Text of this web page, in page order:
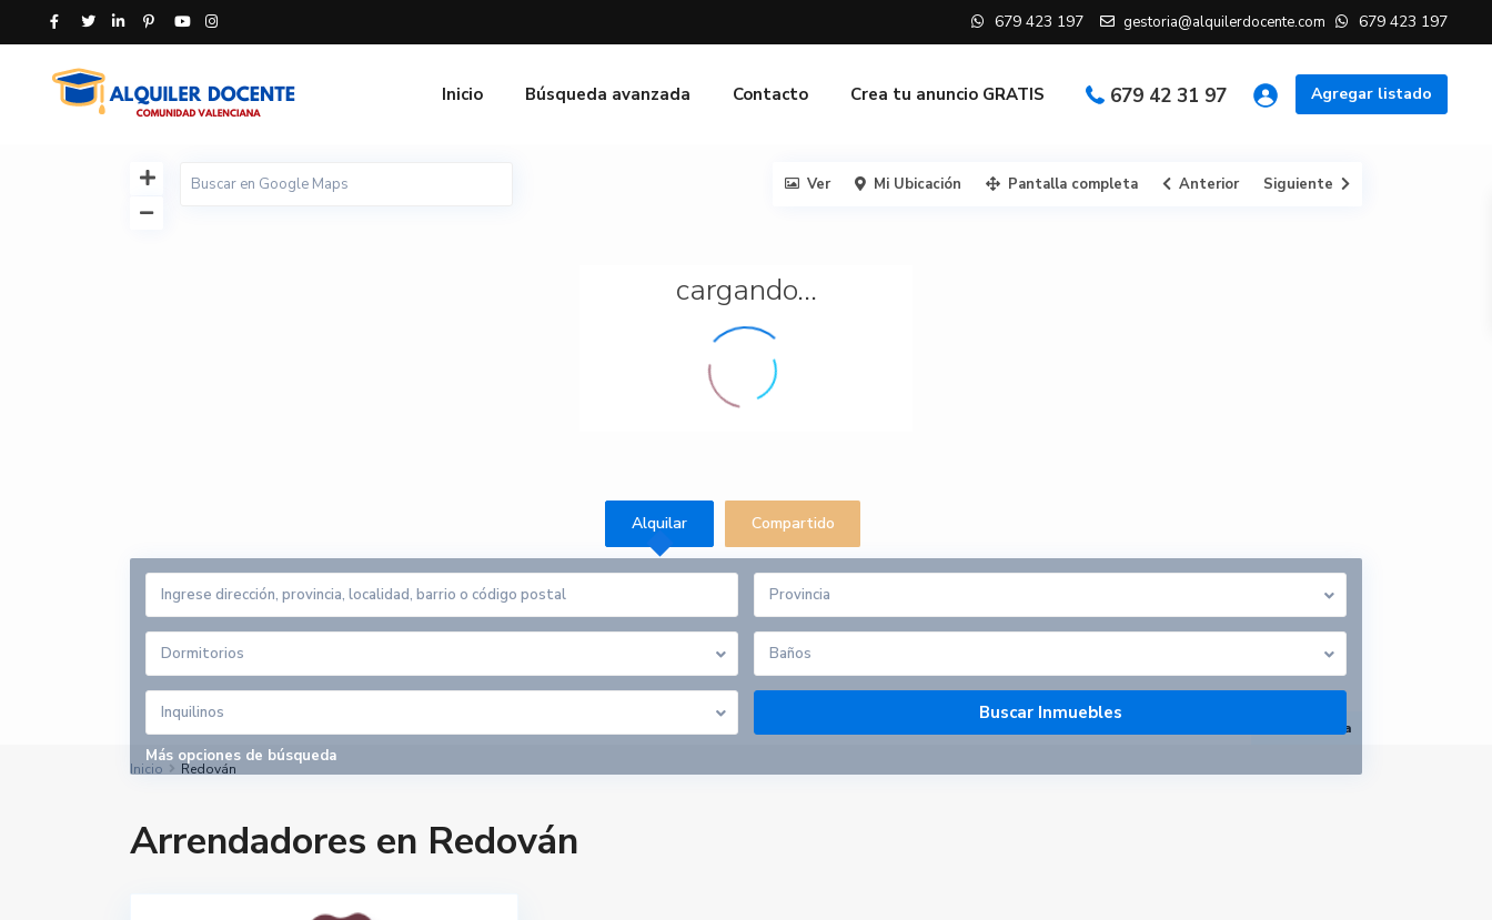
679 423 197 gestoria@alquilerdocente.com 679 423 197
Agregar listado
679 42 31 97
Inicio Búsqueda avanzada Contacto Crea tu anuncio GRATIS
cargando...
abrir mapa
Ver Mi Ubicación Pantalla completa Anterior Siguiente
Alquilar Compartido
Provincia
Dormitorios Baños
Inquilinos
Más opciones de búsqueda
Inicio Redován
Arrendadores en Redován